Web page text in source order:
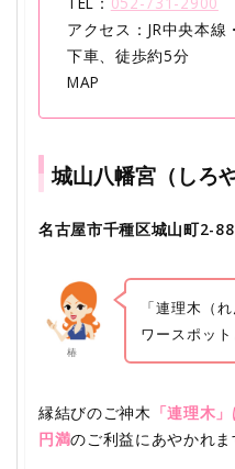
アクセス：JR中央本線
下車、徒歩約5分
MAP
城山八幡宮（しろ
名古屋市千種区城山町2-88
椿
「連理木（
ワースポット
縁結びのご神木 「連理木
円満のご利益にあやかれま